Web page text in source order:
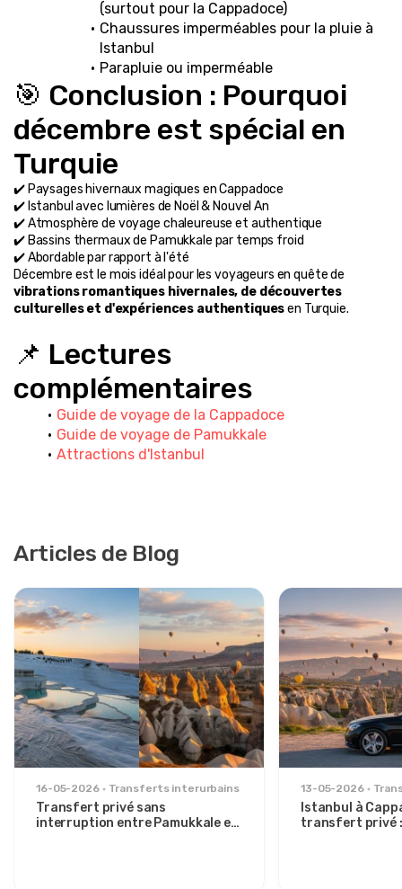
(surtout pour la Cappadoce)
Chaussures imperméables pour la pluie à
Istanbul
Parapluie ou imperméable
🎯 Conclusion : Pourquoi
décembre est spécial en
Turquie
✔️ Paysages hivernaux magiques en Cappadoce
✔️ Istanbul avec lumières de Noël & Nouvel An
✔️ Atmosphère de voyage chaleureuse et authentique
✔️ Bassins thermaux de Pamukkale par temps froid
✔️ Abordable par rapport à l'été
vibrations romantiques hivernales, de découvertes
culturelles et d'expériences authentiques en Turquie.
📌 Lectures
complémentaires
Guide de voyage de la Cappadoce
Guide de voyage de Pamukkale
Attractions d'Istanbul
Articles de Blog
16-05-2026 Transferts interurbains
Transfert privé sans
interruption entre Pamukkale et
13-05-2026
Istanbul à
transfert privé